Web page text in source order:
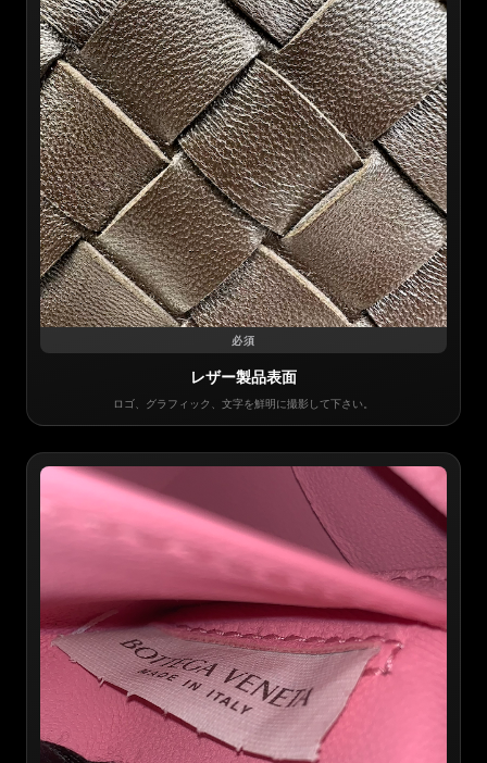
必須
レザー製品表面
ロゴ、グラフィック、文字を鮮明に撮影して下さい。